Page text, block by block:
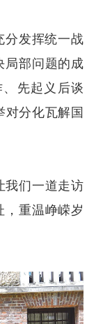
分发挥统一战
局部问题的成
先起义后谈
对分化瓦解国
我们一道走访
，重温峥嵘岁